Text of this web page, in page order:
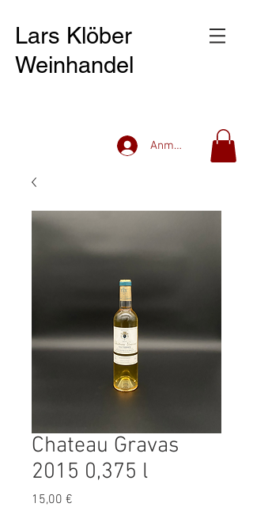
Lars Klöber
Weinhandel
Anmelden
Chateau Gravas
2015 0,375 l
15,00 €